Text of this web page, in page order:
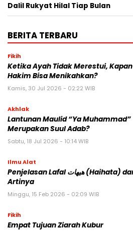
Dalil Rukyat Hilal Tiap Bulan
BERITA TERBARU
Fikih
Ketika Ayah Tidak Merestui, Kapan
Hakim Bisa Menikahkan?
Kamis, 30 Jul 2026 - 02:22 WIB
Akhlak
Lantunan Maulid “Ya Muhammad”
Merupakan Suul Adab?
Sabtu, 18 Jul 2026 - 10:14 WIB
Ilmu Alat
Penjelasan Lafal هيهات (Haihata) dan
Artinya
Minggu, 15 Feb 2026 - 02:09 WIB
Fikih
Empat Tujuan Ziarah Kubur